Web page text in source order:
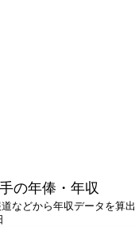
の年俸・年収
などから年収データを算出